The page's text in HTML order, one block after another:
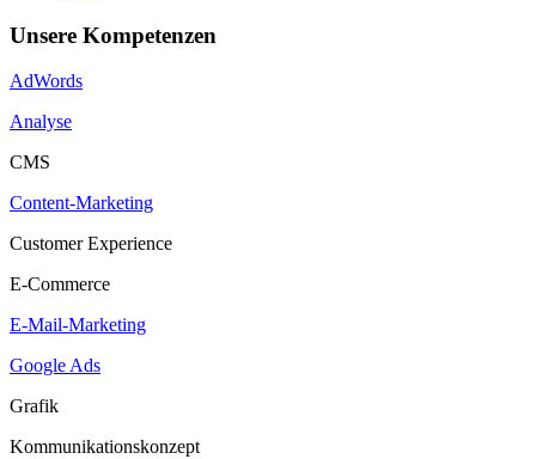
Unsere Kompetenzen
AdWords
Analyse
CMS
Content-Marketing
Customer Experience
E-Commerce
E-Mail-Marketing
Google Ads
Grafik
Kommunikationskonzept